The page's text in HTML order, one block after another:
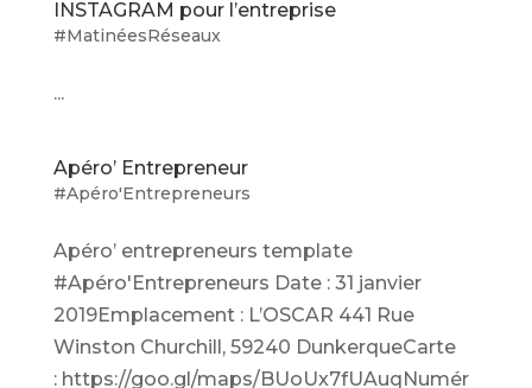
INSTAGRAM pour l’entreprise
#MatinéesRéseaux
...
Apéro’ Entrepreneur
#Apéro'Entrepreneurs
Apéro’ entrepreneurs template
#Apéro'Entrepreneurs Date : 31 janvier
2019Emplacement : L’OSCAR 441 Rue
Winston Churchill, 59240 DunkerqueCarte
: https://goo.gl/maps/BUoUx7fUAuqNumér